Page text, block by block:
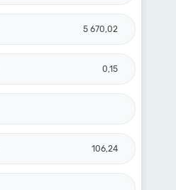
5 670,02
0,15
106,24